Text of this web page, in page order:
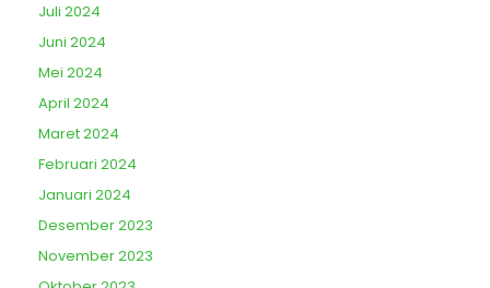
Juli 2024
Juni 2024
Mei 2024
April 2024
Maret 2024
Februari 2024
Januari 2024
Desember 2023
November 2023